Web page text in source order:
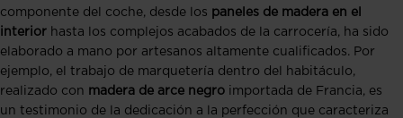
componente del coche, desde los paneles de madera en el
interior hasta los complejos acabados de la carrocería, ha sido
elaborado a mano por artesanos altamente cualificados. Por
ejemplo, el trabajo de marquetería dentro del habitáculo,
realizado con madera de arce negro importada de Francia, es
un testimonio de la dedicación a la perfección que caracteriza